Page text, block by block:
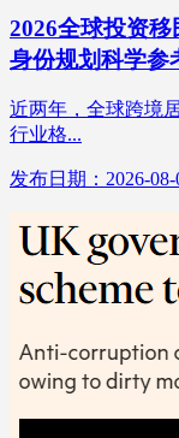
2026全球投资
身份规划科学参
近两年，全球跨境
行业格...
发布日期：2026-08-